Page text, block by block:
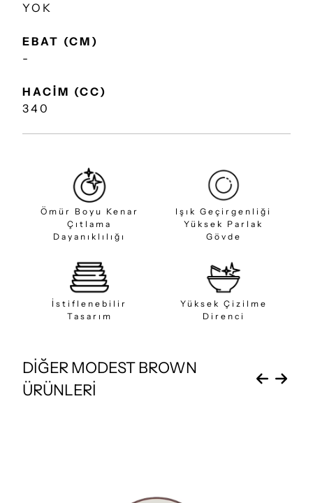
YOK
EBAT (CM)
-
HACİM (CC)
340
Ömür Boyu Kenar
Çıtlama
Dayanıklılığı
Işık Geçirgenliği
Yüksek Parlak
Gövde
İstiflenebilir
Tasarım
Yüksek Çizilme
Direnci
DİĞER MODEST BROWN
ÜRÜNLERİ